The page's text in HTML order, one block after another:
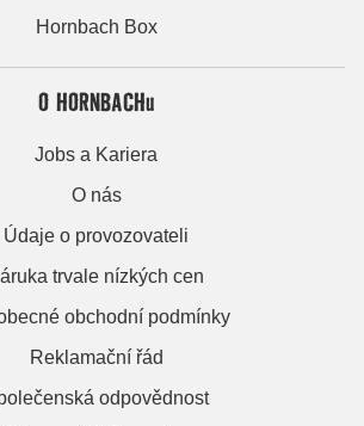
Hornbach Box
O HORNBACHu
Jobs a Kariera
O nás
Údaje o provozovateli
trvale nízkých cen
obchodní podmínky
Reklamační řád
odpovědnost